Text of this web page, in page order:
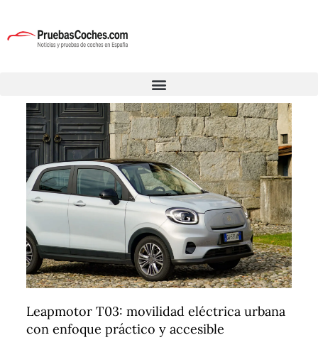
Leapmotor T03: movilidad eléctrica urbana
con enfoque práctico y accesible